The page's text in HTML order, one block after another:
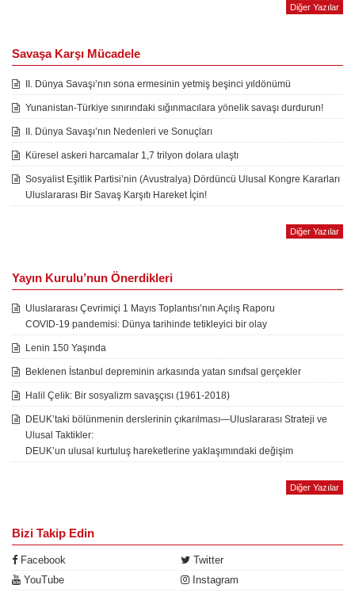
Diğer Yazılar
Savaşa Karşı Mücadele
II. Dünya Savaşı’nın sona ermesinin yetmiş beşinci yıldönümü
Yunanistan-Türkiye sınırındaki sığınmacılara yönelik savaşı durdurun!
II. Dünya Savaşı’nın Nedenleri ve Sonuçları
Küresel askeri harcamalar 1,7 trilyon dolara ulaştı
Sosyalist Eşitlik Partisi’nin (Avustralya) Dördüncü Ulusal Kongre Kararları
Uluslararası Bir Savaş Karşıtı Hareket İçin!
Diğer Yazılar
Yayın Kurulu’nun Önerdikleri
Uluslararası Çevrimiçi 1 Mayıs Toplantısı’nın Açılış Raporu
COVID-19 pandemisi: Dünya tarihinde tetikleyici bir olay
Lenin 150 Yaşında
Beklenen İstanbul depreminin arkasında yatan sınıfsal gerçekler
Halil Çelik: Bir sosyalizm savaşçısı (1961-2018)
DEUK’taki bölünmenin derslerinin çıkarılması—Uluslararası Strateji ve
Ulusal Taktikler:
DEUK’un ulusal kurtuluş hareketlerine yaklaşımındaki değişim
Diğer Yazılar
Bizi Takip Edin
Facebook
Twitter
YouTube
Instagram